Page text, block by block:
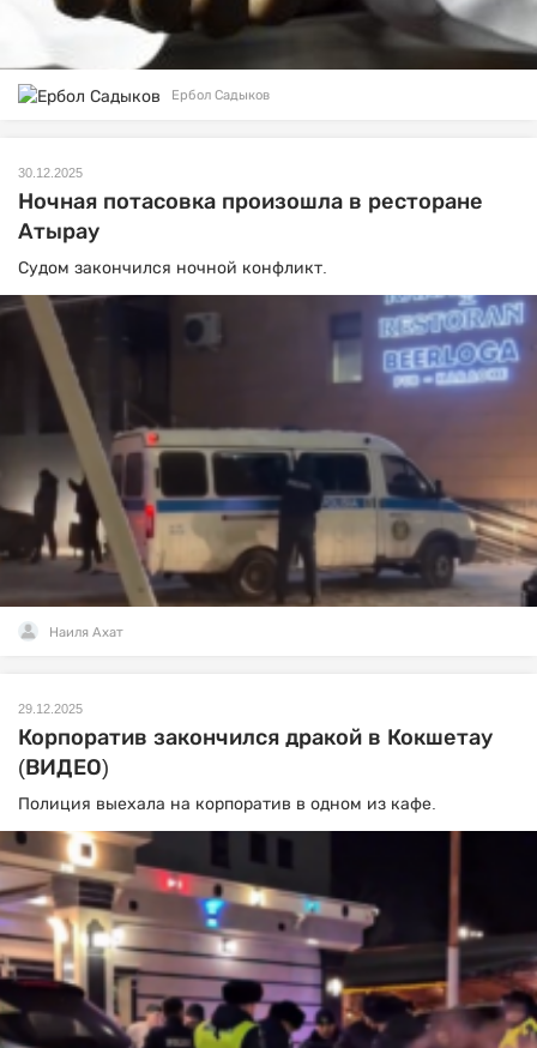
Ербол Садыков
30.12.2025
Ночная потасовка произошла в ресторане
Атырау
Судом закончился ночной конфликт.
Наиля Ахат
29.12.2025
Корпоратив закончился дракой в Кокшетау
(ВИДЕО)
Полиция выехала на корпоратив в одном из кафе.